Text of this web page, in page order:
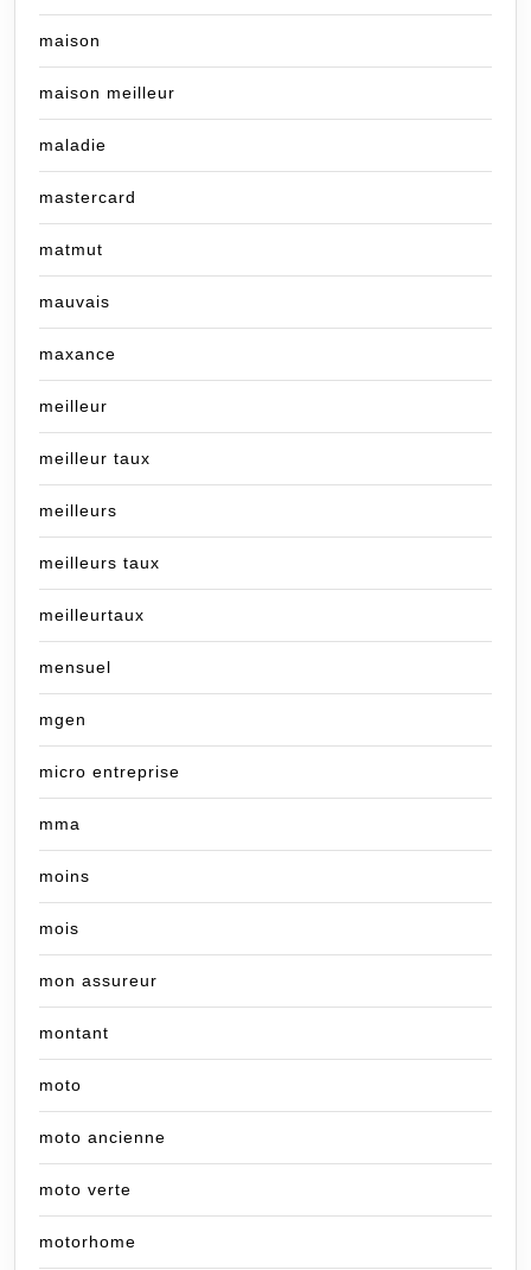
maison
maison meilleur
maladie
mastercard
matmut
mauvais
maxance
meilleur
meilleur taux
meilleurs
meilleurs taux
meilleurtaux
mensuel
mgen
micro entreprise
mma
moins
mois
mon assureur
montant
moto
moto ancienne
moto verte
motorhome